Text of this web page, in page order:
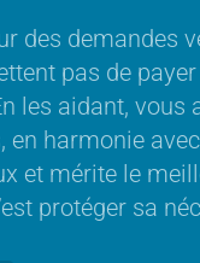
des demandes
pas de
les aidant, vous
en harmonie
et mérite le
protéger sa